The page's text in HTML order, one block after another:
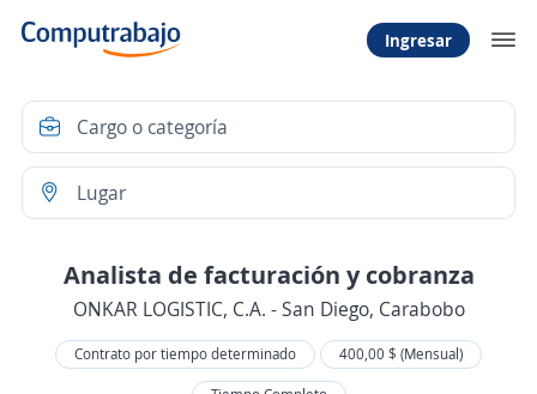
Ingresar
Analista de facturación y cobranza
ONKAR LOGISTIC, C.A. - San Diego, Carabobo
Contrato por tiempo determinado
400,00 $ (Mensual)